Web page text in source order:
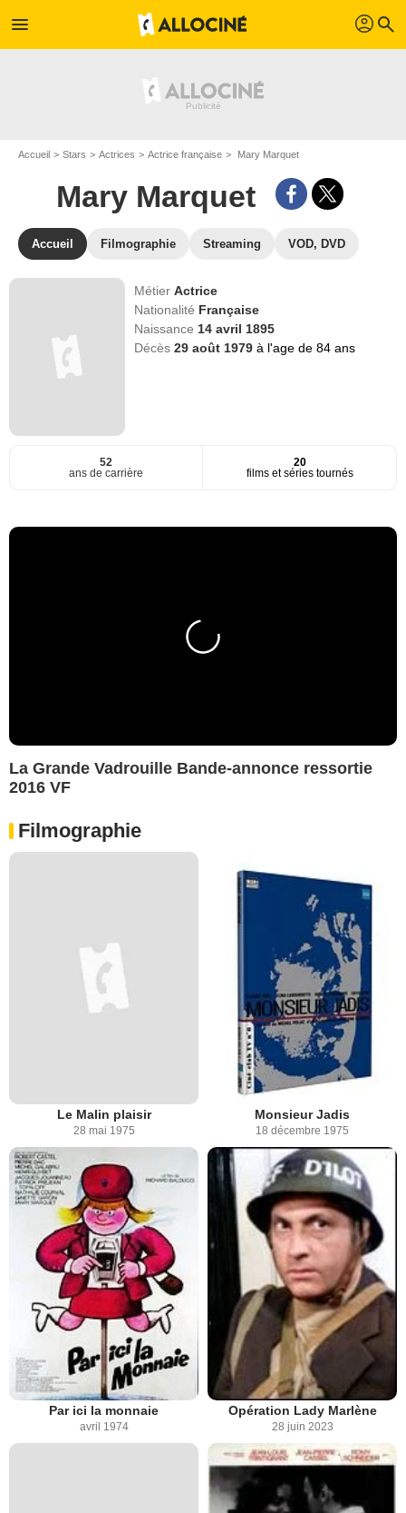
menu profil search
Accueil Stars Actrices Actrice française Mary Marquet
Mary Marquet
Accueil Filmographie Streaming VOD, DVD
MétierActrice
Nationalité Française
Naissance 14 avril 1895
Décès29 août 1979à l'age de 84 ans
52
ans de carrière
20
films et séries tournés
La Grande Vadrouille Bande-annonce ressortie
2016 VF
Filmographie
Le Malin plaisir
28 mai 1975
Monsieur Jadis
18 décembre 1975
Par ici la monnaie
avril 1974
Opération Lady Marlène
28 juin 2023